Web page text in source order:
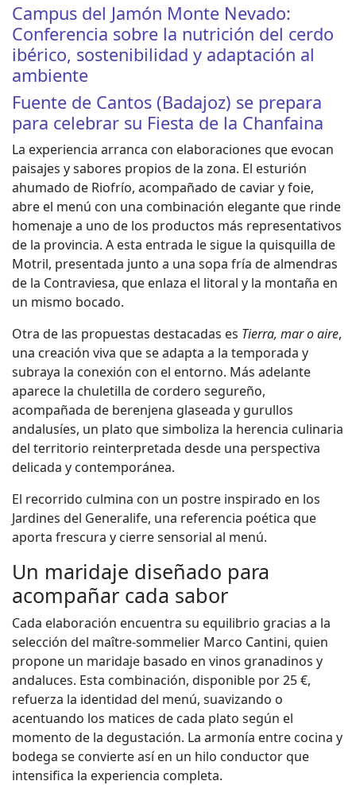
Campus del Jamón Monte Nevado:
Conferencia sobre la nutrición del cerdo
ibérico, sostenibilidad y adaptación al
ambiente
Fuente de Cantos (Badajoz) se prepara
para celebrar su Fiesta de la Chanfaina
La experiencia arranca con elaboraciones que evocan
paisajes y sabores propios de la zona. El esturión
ahumado de Riofrío, acompañado de caviar y foie,
abre el menú con una combinación elegante que rinde
homenaje a uno de los productos más representativos
de la provincia. A esta entrada le sigue la quisquilla de
Motril, presentada junto a una sopa fría de almendras
de la Contraviesa, que enlaza el litoral y la montaña en
un mismo bocado.
Otra de las propuestas destacadas es Tierra, mar o aire,
una creación viva que se adapta a la temporada y
subraya la conexión con el entorno. Más adelante
aparece la chuletilla de cordero segureño,
acompañada de berenjena glaseada y gurullos
andalusíes, un plato que simboliza la herencia culinaria
del territorio reinterpretada desde una perspectiva
delicada y contemporánea.
El recorrido culmina con un postre inspirado en los
Jardines del Generalife, una referencia poética que
aporta frescura y cierre sensorial al menú.
Un maridaje diseñado para
acompañar cada sabor
Cada elaboración encuentra su equilibrio gracias a la
selección del maître-sommelier Marco Cantini, quien
propone un maridaje basado en vinos granadinos y
andaluces. Esta combinación, disponible por 25 €,
refuerza la identidad del menú, suavizando o
acentuando los matices de cada plato según el
momento de la degustación. La armonía entre cocina y
bodega se convierte así en un hilo conductor que
intensifica la experiencia completa.